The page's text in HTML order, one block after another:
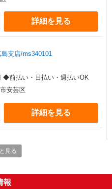
詳細を見る
支店/ms340101
時給1450円 ◆前払い・日払い・週払いOK
安芸区
詳細を見る
ディカルケア事業部/広島オフィ
週払いOK（規定あり） ※給与
よる
見る
報